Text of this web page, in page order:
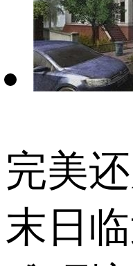
完美
末日